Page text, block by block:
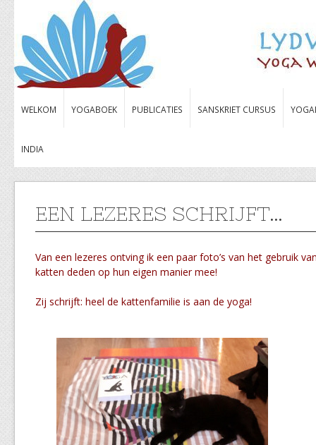
WELKOM YOGABOEK PUBLICATIES SANSKRIET CURSUS
INDIA
EEN LEZERES SCHRIJFT…
Van een lezeres ontving ik een paar foto’s van het gebruik
katten deden op hun eigen manier mee!
Zij schrijft: heel de kattenfamilie is aan de yoga!